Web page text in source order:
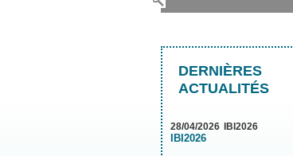
DERNIÈRES
ACTUALITÉS
28/04/2026 IBI2026
IBI2026